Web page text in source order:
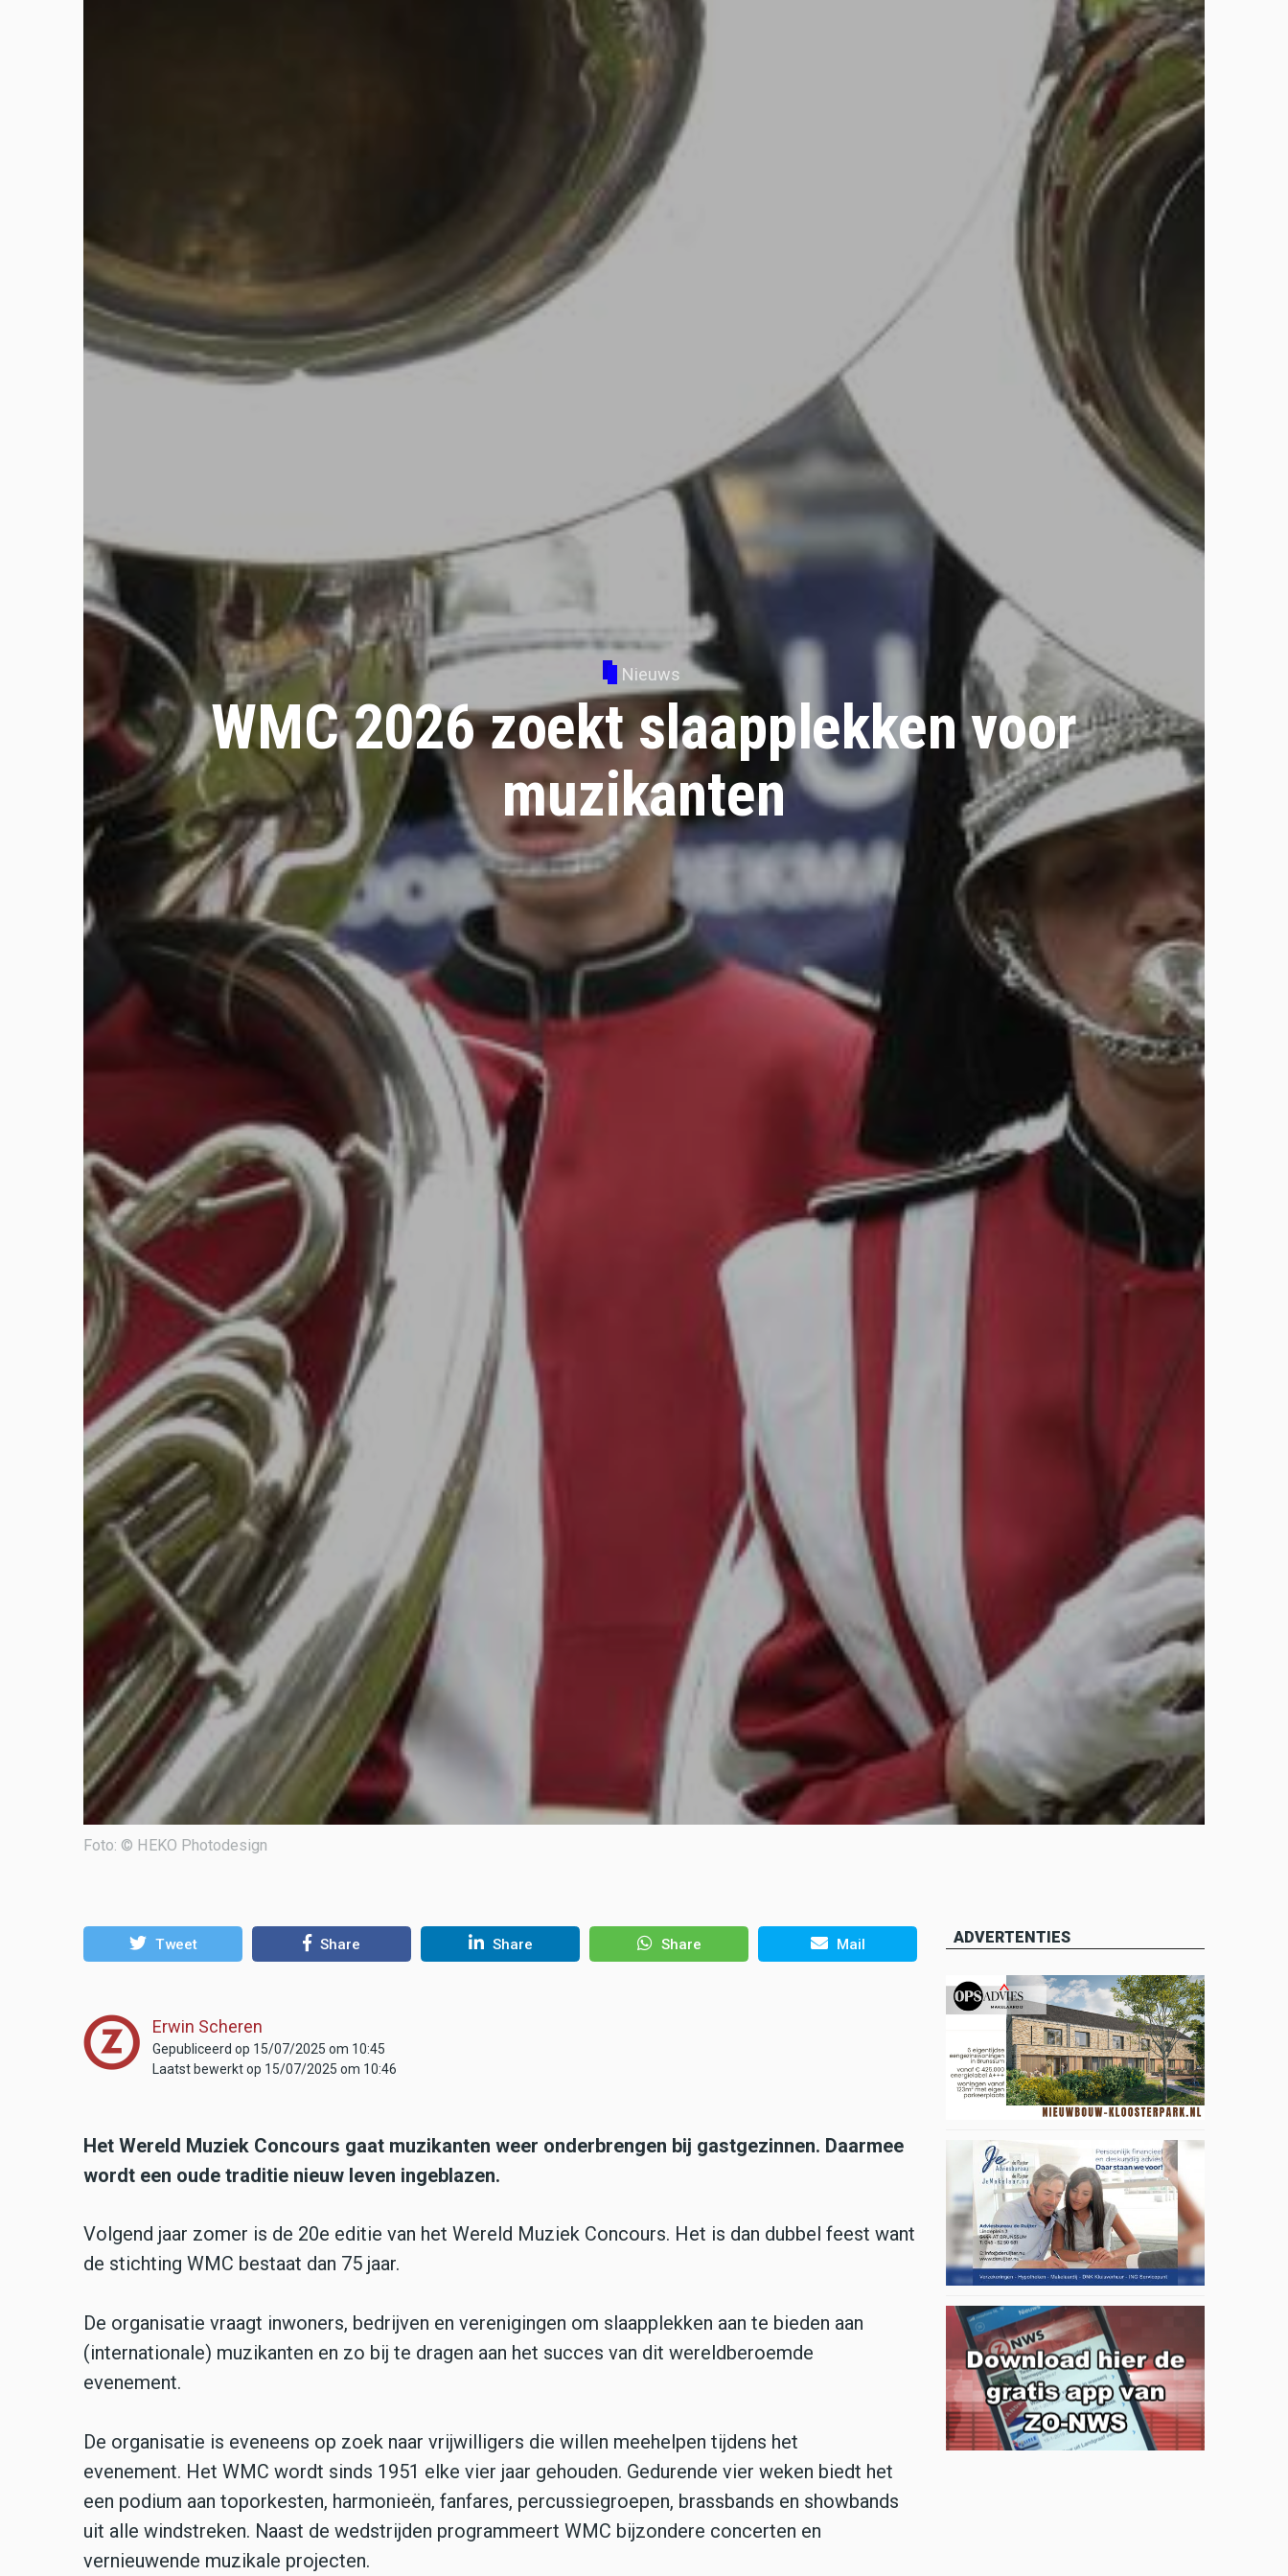
Nieuws
WMC 2026 zoekt slaapplekken voor
muzikanten
Foto: © HEKO Photodesign
Tweet Share Share Share Mail
Erwin Scheren
Gepubliceerd op 15/07/2025 om 10:45
Laatst bewerkt op 15/07/2025 om 10:46
Het Wereld Muziek Concours gaat muzikanten weer onderbrengen bij gastgezinnen. Daarmee
wordt een oude traditie nieuw leven ingeblazen.
Volgend jaar zomer is de 20e editie van het Wereld Muziek Concours. Het is dan dubbel feest want
de stichting WMC bestaat dan 75 jaar.
De organisatie vraagt inwoners, bedrijven en verenigingen om slaapplekken aan te bieden aan
(internationale) muzikanten en zo bij te dragen aan het succes van dit wereldberoemde
evenement.
De organisatie is eveneens op zoek naar vrijwilligers die willen meehelpen tijdens het
evenement. Het WMC wordt sinds 1951 elke vier jaar gehouden. Gedurende vier weken biedt het
een podium aan toporkesten, harmonieën, fanfares, percussiegroepen, brassbands en showbands
uit alle windstreken. Naast de wedstrijden programmeert WMC bijzondere concerten en
vernieuwende muzikale projecten.
ADVERTENTIES